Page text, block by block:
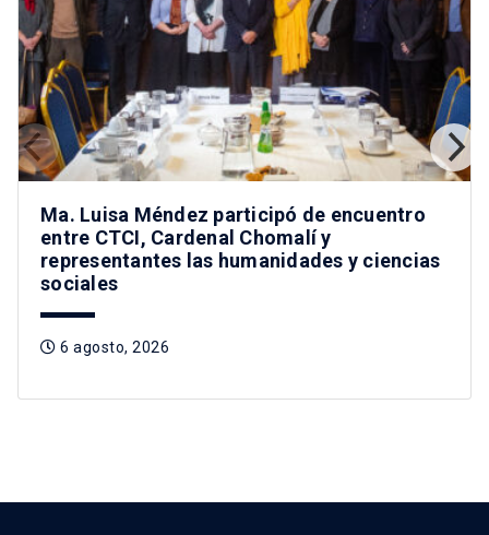
Ma. Luisa Méndez participó de encuentro
entre CTCI, Cardenal Chomalí y
representantes las humanidades y ciencias
sociales
6 agosto, 2026